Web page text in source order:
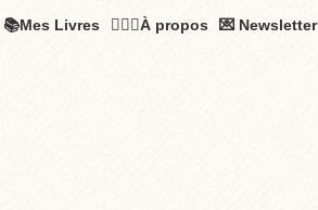
📚Mes Livres 🧚🏻‍♂️À propos 💌 Newsletter